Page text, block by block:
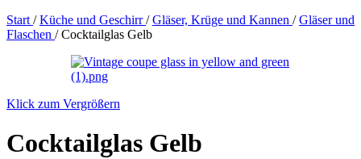
Start / Küche und Geschirr/ Gläser, Krüge und Kannen / Gläser und
Flaschen / Cocktailglas Gelb
Klick zum Vergrößern
Cocktailglas Gelb